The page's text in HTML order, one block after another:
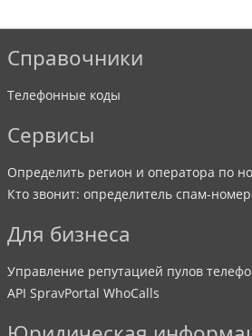
Справочники
Телефонные коды
Сервисы
Определить регион и оператора по
Кто звонит: определитель спам-
Для бизнеса
Управление репутацией пулов
API SpravPortal WhoCalls